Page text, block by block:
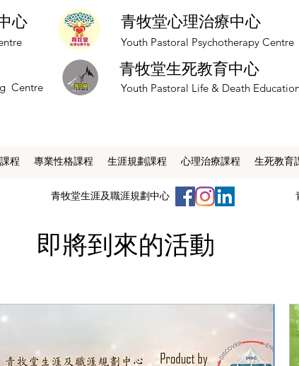
心
Centre
青牧堂心理治療中心
​Youth Pastoral Psychotherapy Centre
青牧堂生死教育中心
​Youth Pastoral Life & Death
程 專業性格課程 生涯規劃課程 心理治療課程 生死教育
​青牧堂生涯及職涯規劃中心
即將到來的活動